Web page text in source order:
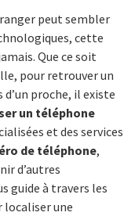
peut sembler
cette
Que ce soit
pour retrouver un
proche, il existe
un téléphone
et des services
de téléphone,
d’autres
guide à travers les
une